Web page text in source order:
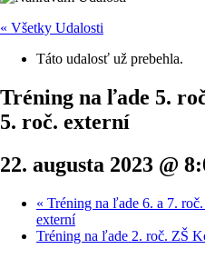
« Všetky Udalosti
Táto udalosť už prebehla.
Tréning na ľade 5.
5. roč. externí
22. augusta 2023 @
« Tréning na ľade 6. a 7.
externí
Tréning na ľade 2. roč. ZŠ